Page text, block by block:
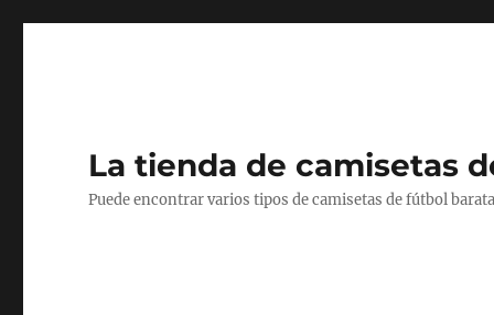
La tienda de camisetas
Puede encontrar varios tipos de camisetas de fútbol